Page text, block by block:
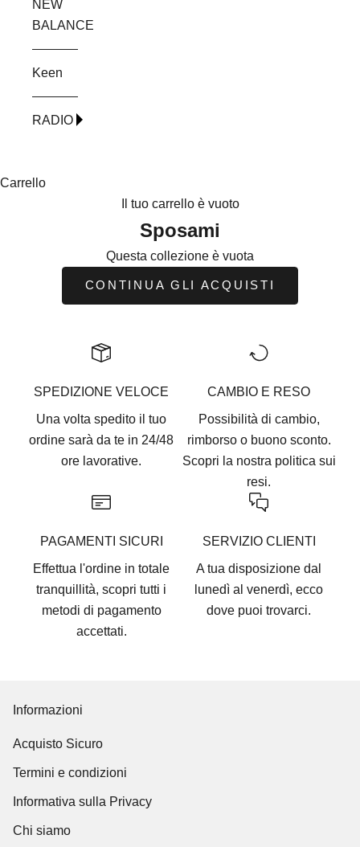
NEW
BALANCE
Keen
RADIO
Carrello
Il tuo carrello è vuoto
Sposami
Questa collezione è vuota
CONTINUA GLI ACQUISTI
SPEDIZIONE VELOCE
Una volta spedito il tuo
ordine sarà da te in 24/48
ore lavorative.
CAMBIO E RESO
Possibilità di cambio,
rimborso o buono sconto.
Scopri la nostra politica sui
resi.
PAGAMENTI SICURI
Effettua l'ordine in totale
tranquillità, scopri tutti i
metodi di pagamento
accettati.
SERVIZIO CLIENTI
A tua disposizione dal
lunedì al venerdì, ecco
dove puoi trovarci.
Informazioni
Acquisto Sicuro
Termini e condizioni
Informativa sulla Privacy
Chi siamo